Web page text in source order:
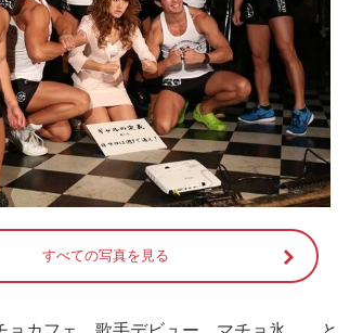
すべての写真を見る